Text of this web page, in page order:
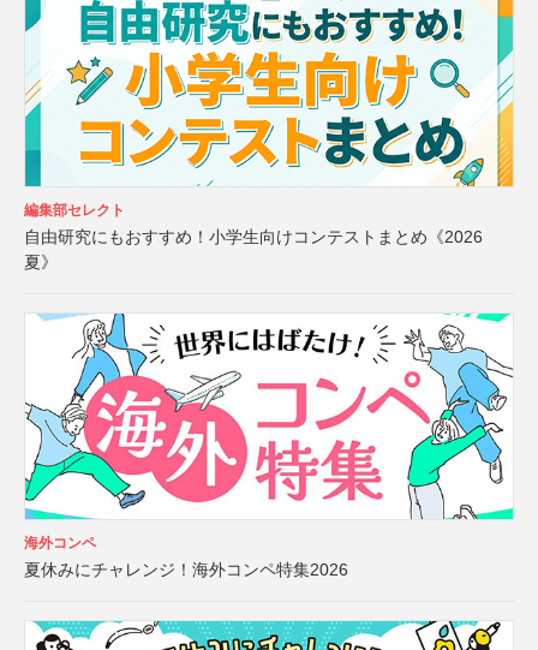
編集部セレクト
自由研究にもおすすめ！小学生向けコンテストまとめ《2026
夏》
海外コンペ
夏休みにチャレンジ！海外コンペ特集2026